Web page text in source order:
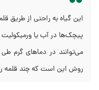
این گیاه به راحتی از طریق
روش این است که چند قلمه